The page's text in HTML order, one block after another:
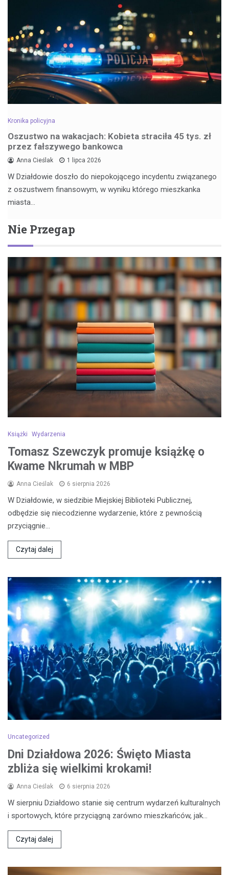
Kronika policyjna
Oszustwo na wakacjach: Kobieta straciła 45 tys. zł
przez fałszywego bankowca
Anna Cieślak 1 lipca 2026
W Działdowie doszło do niepokojącego incydentu związanego
z oszustwem finansowym, w wyniku którego mieszkanka
miasta…
Nie Przegap
Książki Wydarzenia
Tomasz Szewczyk promuje książkę o
Kwame Nkrumah w MBP
Anna Cieślak 6 sierpnia 2026
W Działdowie, w siedzibie Miejskiej Biblioteki Publicznej,
odbędzie się niecodzienne wydarzenie, które z pewnością
przyciągnie…
Czytaj dalej
Uncategorized
Dni Działdowa 2026: Święto Miasta
zbliża się wielkimi krokami!
Anna Cieślak 6 sierpnia 2026
W sierpniu Działdowo stanie się centrum wydarzeń kulturalnych
i sportowych, które przyciągną zarówno mieszkańców, jak…
Czytaj dalej